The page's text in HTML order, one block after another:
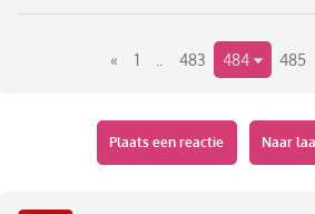
kaarten opeens veel geld waar zijn nu.
Kom maar op met al dat gekke, maar
« 1 483 484 485
Plaats een reactie Naar